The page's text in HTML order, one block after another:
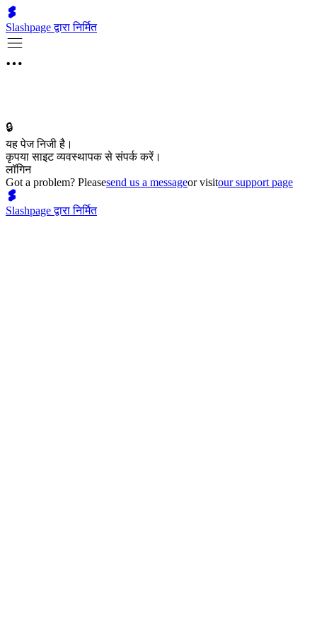
Slashpage द्वारा निर्मित
🔒
यह पेज निजी है।
कृपया साइट व्यवस्थापक से संपर्क करें।
लॉगिन
Got a problem? Pleasesend us a messageor visitour support page
Slashpage द्वारा निर्मित